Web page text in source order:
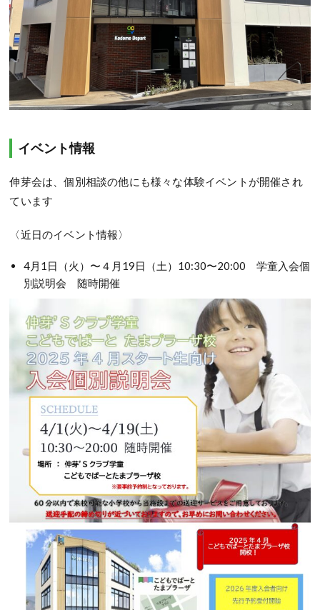
イベント情報
伸芽会は、個別相談の他にも様々な体験イベントが開催され
ています
〈近日のイベント情報〉
4月1日（火）〜４月19日（土）10:30〜20:00 学童入会個
別説明会 随時開催